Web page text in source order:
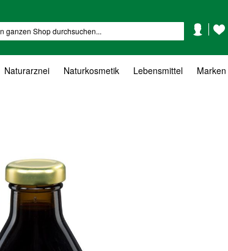
Konto
Naturarznei Naturkosmetik Lebensmittel Marken